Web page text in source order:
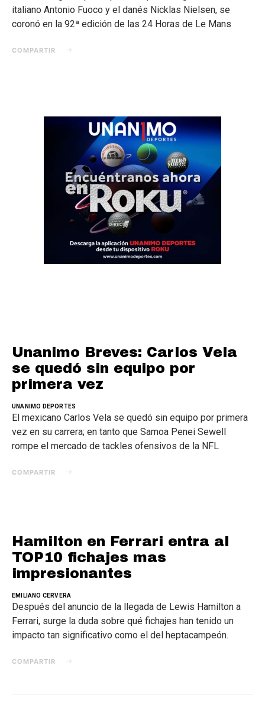
italiano Antonio Fuoco y el danés Nicklas Nielsen, se
coronó en la 92ª edición de las 24 Horas de Le Mans
COMPARTIR
Unanimo Breves: Carlos Vela
se quedó sin equipo por
primera vez
UNANIMO DEPORTES
El mexicano Carlos Vela se quedó sin equipo por primera
vez en su carrera; en tanto que Samoa Penei Sewell
rompe el mercado de tackles ofensivos de la NFL
COMPARTIR
Hamilton en Ferrari entra al
TOP10 fichajes mas
impresionantes
EMILIANO CERVERA
Después del anuncio de la llegada de Lewis Hamilton a
Ferrari, surge la duda sobre qué fichajes han tenido un
impacto tan significativo como el del heptacampeón.
COMPARTIR